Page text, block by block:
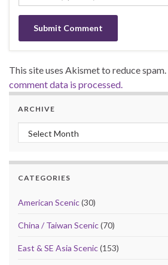
This site uses Akismet to reduce spam.
comment data is processed.
ARCHIVE
Archive
CATEGORIES
American Scenic(30)
China / Taiwan Scenic(70)
East & SE Asia Scenic(153)